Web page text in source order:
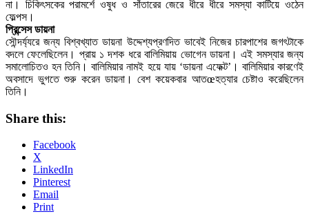
না। চিকিৎসকের পরামর্শে ওষুধ ও সাঁতারের জেরে ধীরে ধীরে সমস্যা কাটিয়ে ওঠেন
ফেল্পস।
প্রিন্সেস ডায়না
সৌন্দর্য্যরে জন্য বিশ্বখ্যাত ডায়না উদ্দেশ্যপ্রণদিত ভাবেই নিজের চারপাশের জগৎটাকে
বদলে ফেলেছিলেন। প্রায় ১ দশক ধরে বালিমিয়ায় ভোগেন ডায়না। এই সমস্যার জন্য
সমালোচিতও হন তিনি। বালিমিয়ার নামই হয়ে যায় ‘ডায়না এফেক্ট’। বালিমিয়ার কারণেই
অবসাদে ভুগতে শুরু করেন ডায়না। বেশ কয়েকবার আতœহত্যার চেষ্টাও করেছিলেন
তিনি।
Share this:
Facebook
X
LinkedIn
Pinterest
Email
Print